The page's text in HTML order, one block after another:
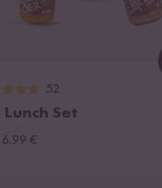
52
Lunch Set
€